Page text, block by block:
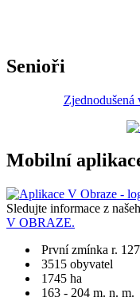
Senioři
Zjednodušená
Mobilní
Sledujte informace z
V OBRAZE.
První zmínka r.
3515 obyvatel
1745 ha
163 - 204 m. n. m.